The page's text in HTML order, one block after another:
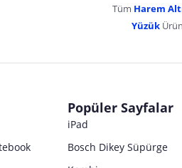
Tüm Harem
Yüzük
Popüler Sayfalar
iPad
Bosch Dikey Süpürge